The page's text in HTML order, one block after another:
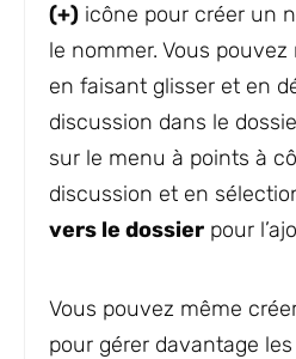
(+) icône pour créer un
le nommer. Vous
en faisant glisser et en
discussion dans le
sur le menu à points à
discussion et en
vers le dossier pour
Vous pouvez même
pour gérer davantage